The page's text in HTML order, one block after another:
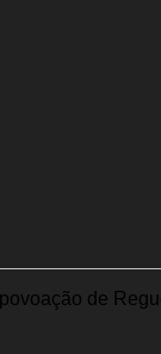
de